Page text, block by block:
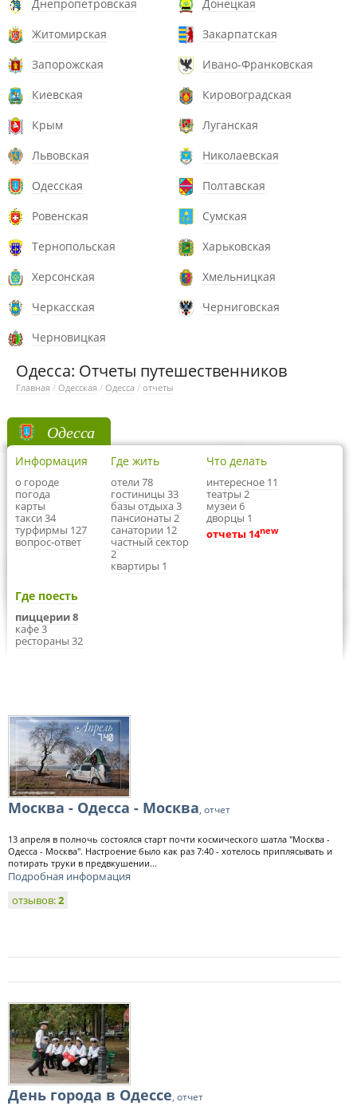
Днепропетровская
Донецкая
Житомирская
Закарпатская
Запорожская
Ивано-Франковская
Киевская
Кировоградская
Крым
Луганская
Львовская
Николаевская
Одесская
Полтавская
Ровенская
Сумская
Тернопольская
Харьковская
Херсонская
Хмельницкая
Черкасская
Черниговская
Черновицкая
Одесса: Отчеты путешественников
Главная / Одесская / Одесса / отчеты
Одесса
Информация
о городе
погода
карты
такси 34
турфирмы 127
вопрос-ответ
Где жить
отели 78
гостиницы 33
базы отдыха 3
пансионаты 2
санатории 12
частный сектор
2
квартиры 1
Что делать
интересное 11
театры 2
музеи 6
дворцы 1
отчеты 14new
Где поесть
пиццерии 8
кафе 3
рестораны 32
Москва - Одесса - Москва, отчет
13 апреля в полночь состоялся старт почти космического шатла "Москва -
Одесса - Москва". Настроение было как раз 7:40 - хотелось приплясывать и
потирать труки в предвкушении...
Подробная информация
отзывов:2
День города в Одессе, отчет